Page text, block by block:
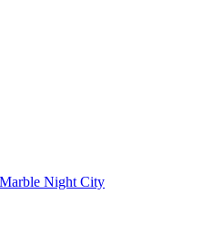
Night City